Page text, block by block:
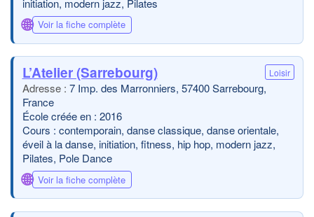
initiation, modern jazz, Pilates
🌐 Voir la fiche complète
L’Atelier (Sarrebourg) Loisir
7 Imp. des Marronniers, 57400 Sarrebourg,
France
École créée en : 2016
Cours : contemporain, danse classique, danse orientale,
éveil à la danse, initiation, fitness, hip hop, modern jazz,
Pilates, Pole Dance
🌐 Voir la fiche complète